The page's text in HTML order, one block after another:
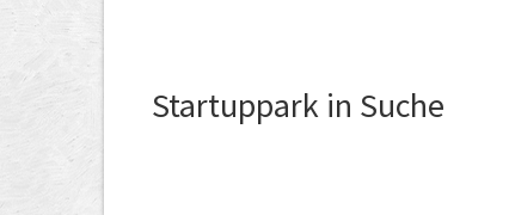
Startuppark in Suche